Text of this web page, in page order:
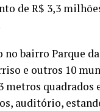
de R$ 3,3
bairro Parque
e outros 10
metros
auditório,